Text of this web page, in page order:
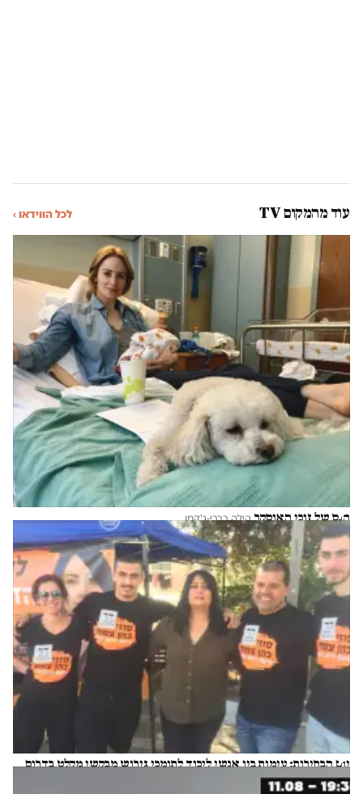
עוד מהמקום TV לכל הווידאו ›
הנס של זוכי האוסקר הילה ברבי-ג'קמן
יום הבחירות: עימות בין אנשי ליכוד לתומכי גירוש מבקשי מקלט בדרום
ת"א ניצן פינקו